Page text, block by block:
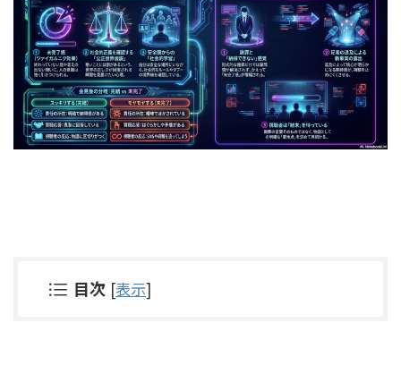
目次 [表示]